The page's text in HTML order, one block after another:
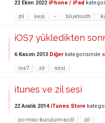
22 Ekim 2022 iPhone / iPad
zil sesi - bluetooth
iOS7 yükledikten
6 Kasım 2013 Diğerkategorisinde
ios7 zil sesi
itunes ve zil sesi
22 Aralık 2014 iTunes Store
pc-mac-kurulum-acill zil